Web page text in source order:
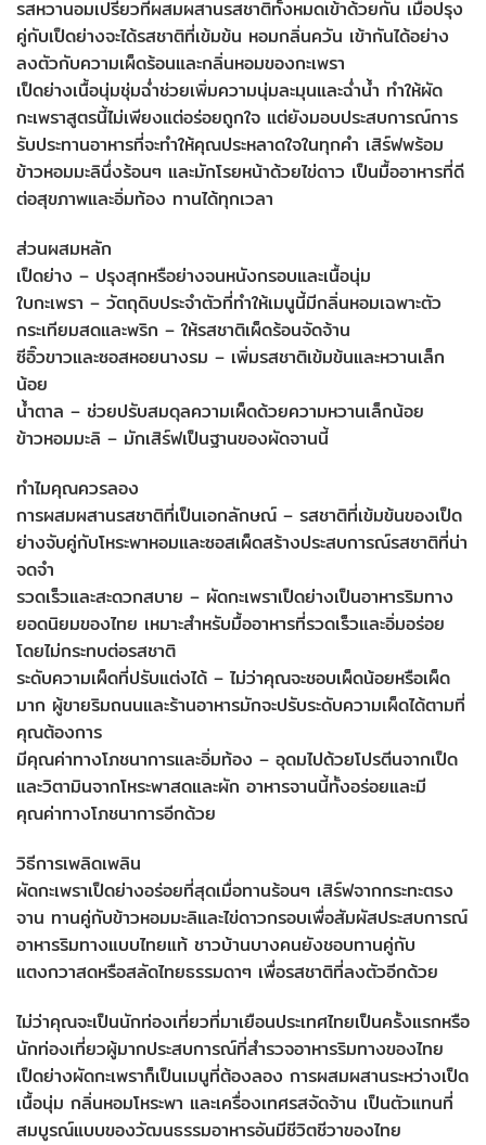
รสหวานอมเปรี้ยวที่ผสมผสานรสชาติทั้งหมดเข้าด้วยกัน เมื่อปรุง
คู่กับเป็ดย่างจะได้รสชาติที่เข้มข้น หอมกลิ่นควัน เข้ากันได้อย่าง
ลงตัวกับความเผ็ดร้อนและกลิ่นหอมของกะเพรา
เป็ดย่างเนื้อนุ่มชุ่มฉ่ำช่วยเพิ่มความนุ่มละมุนและฉ่ำน้ำ ทำให้ผัด
กะเพราสูตรนี้ไม่เพียงแต่อร่อยถูกใจ แต่ยังมอบประสบการณ์การ
รับประทานอาหารที่จะทำให้คุณประหลาดใจในทุกคำ เสิร์ฟพร้อม
ข้าวหอมมะลินึ่งร้อนๆ และมักโรยหน้าด้วยไข่ดาว เป็นมื้ออาหารที่ดี
ต่อสุขภาพและอิ่มท้อง ทานได้ทุกเวลา
ส่วนผสมหลัก
เป็ดย่าง – ปรุงสุกหรือย่างจนหนังกรอบและเนื้อนุ่ม
ใบกะเพรา – วัตถุดิบประจำตัวที่ทำให้เมนูนี้มีกลิ่นหอมเฉพาะตัว
กระเทียมสดและพริก – ให้รสชาติเผ็ดร้อนจัดจ้าน
ซีอิ๊วขาวและซอสหอยนางรม – เพิ่มรสชาติเข้มข้นและหวานเล็ก
น้อย
น้ำตาล – ช่วยปรับสมดุลความเผ็ดด้วยความหวานเล็กน้อย
ข้าวหอมมะลิ – มักเสิร์ฟเป็นฐานของผัดจานนี้
ทำไมคุณควรลอง
การผสมผสานรสชาติที่เป็นเอกลักษณ์ – รสชาติที่เข้มข้นของเป็ด
ย่างจับคู่กับโหระพาหอมและซอสเผ็ดสร้างประสบการณ์รสชาติที่น่า
จดจำ
รวดเร็วและสะดวกสบาย – ผัดกะเพราเป็ดย่างเป็นอาหารริมทาง
ยอดนิยมของไทย เหมาะสำหรับมื้ออาหารที่รวดเร็วและอิ่มอร่อย
โดยไม่กระทบต่อรสชาติ
ระดับความเผ็ดที่ปรับแต่งได้ – ไม่ว่าคุณจะชอบเผ็ดน้อยหรือเผ็ด
มาก ผู้ขายริมถนนและร้านอาหารมักจะปรับระดับความเผ็ดได้ตามที่
คุณต้องการ
มีคุณค่าทางโภชนาการและอิ่มท้อง – อุดมไปด้วยโปรตีนจากเป็ด
และวิตามินจากโหระพาสดและผัก อาหารจานนี้ทั้งอร่อยและมี
คุณค่าทางโภชนาการอีกด้วย
วิธีการเพลิดเพลิน
ผัดกะเพราเป็ดย่างอร่อยที่สุดเมื่อทานร้อนๆ เสิร์ฟจากกระทะตรง
จาน ทานคู่กับข้าวหอมมะลิและไข่ดาวกรอบเพื่อสัมผัสประสบการณ์
อาหารริมทางแบบไทยแท้ ชาวบ้านบางคนยังชอบทานคู่กับ
แตงกวาสดหรือสลัดไทยธรรมดาๆ เพื่อรสชาติที่ลงตัวอีกด้วย
ไม่ว่าคุณจะเป็นนักท่องเที่ยวที่มาเยือนประเทศไทยเป็นครั้งแรกหรือ
นักท่องเที่ยวผู้มากประสบการณ์ที่สำรวจอาหารริมทางของไทย
เป็ดย่างผัดกะเพราก็เป็นเมนูที่ต้องลอง การผสมผสานระหว่างเป็ด
เนื้อนุ่ม กลิ่นหอมโหระพา และเครื่องเทศรสจัดจ้าน เป็นตัวแทนที่
สมบูรณ์แบบของวัฒนธรรมอาหารอันมีชีวิตชีวาของไทย